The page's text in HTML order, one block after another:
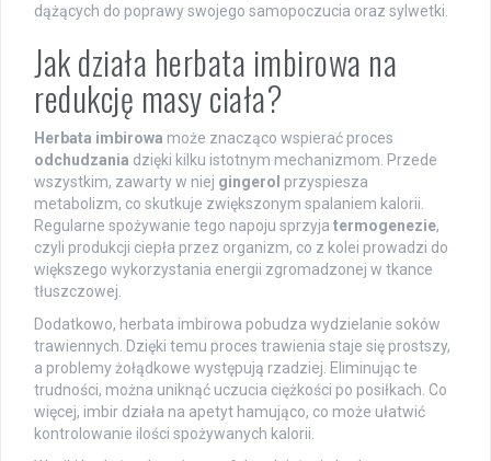
dążących do poprawy swojego samopoczucia oraz sylwetki.
Jak działa herbata imbirowa na
redukcję masy ciała?
Herbata imbirowa może znacząco wspierać proces
odchudzania dzięki kilku istotnym mechanizmom. Przede
wszystkim, zawarty w niej gingerol przyspiesza
metabolizm, co skutkuje zwiększonym spalaniem kalorii.
Regularne spożywanie tego napoju sprzyja termogenezie,
czyli produkcji ciepła przez organizm, co z kolei prowadzi do
większego wykorzystania energii zgromadzonej w tkance
tłuszczowej.
Dodatkowo, herbata imbirowa pobudza wydzielanie soków
trawiennych. Dzięki temu proces trawienia staje się prostszy,
a problemy żołądkowe występują rzadziej. Eliminując te
trudności, można uniknąć uczucia ciężkości po posiłkach. Co
więcej, imbir działa na apetyt hamująco, co może ułatwić
kontrolowanie ilości spożywanych kalorii.